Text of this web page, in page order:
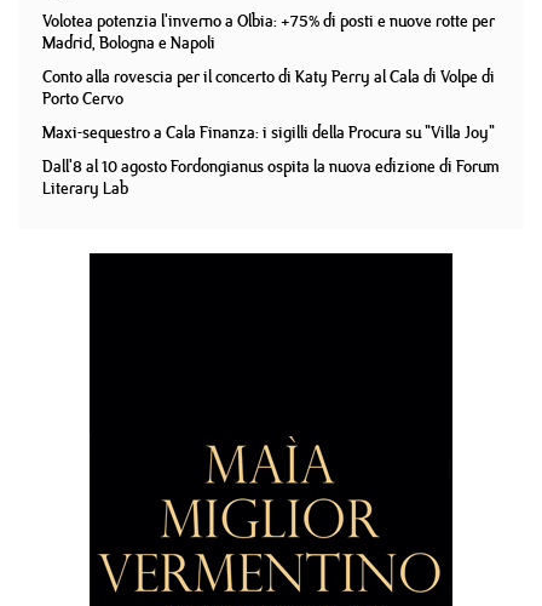
Volotea potenzia l'inverno a Olbia: +75% di posti e nuove rotte per
Madrid, Bologna e Napoli
Conto alla rovescia per il concerto di Katy Perry al Cala di Volpe di
Porto Cervo
Maxi-sequestro a Cala Finanza: i sigilli della Procura su "Villa Joy"
Dall'8 al 10 agosto Fordongianus ospita la nuova edizione di Forum
Literary Lab